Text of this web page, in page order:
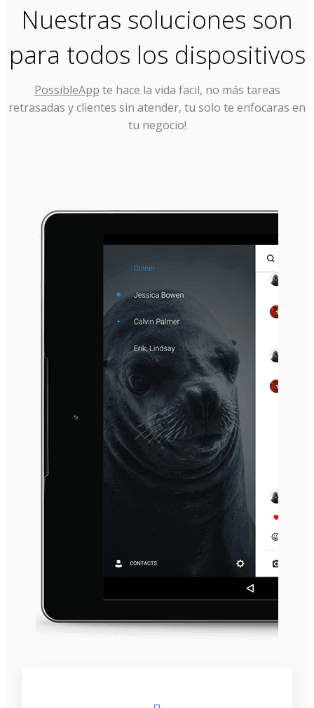
Nuestras soluciones son
para todos los dispositivos
PossibleApp te hace la vida facil, no más tareas
retrasadas y clientes sin atender, tu solo te enfocaras en
tu negocio!